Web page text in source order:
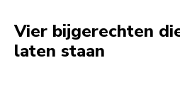
Vier bijgerechten
laten staan